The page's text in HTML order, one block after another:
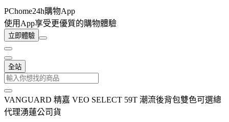
PChome24h購物App
使用App享受更優質的購物體驗
立即體驗
全站
VANGUARD 精嘉 VEO SELECT 59T 潮流後背包雙色可選總
代理湧蓮公司貨